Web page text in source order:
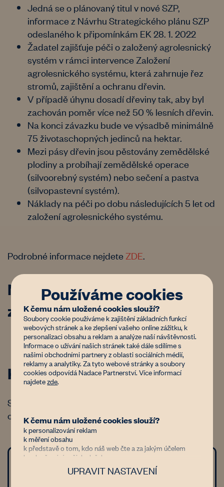
Jedná se o plánovaný titul v nové SZP,
informace z Návrhu Strategického plánu SZP
odeslaného k připomínkám EK 28. 1. 2022
Žadatel zajišťuje péči o založený agrolesnický
systém v rámci intervence Založení
agrolesnického systému, která zahrnuje řez
stromů, zajištění a ochranu dřevin.
V případě úhynu dosadí dřeviny tak, aby byl
zachován poměr více než 50 % lesních dřevin.
Na konci závazku bude ve výsadbě minimálně
75 životaschopných jedinců na hektar.
Mezi pásy dřevin jsou pěstovány zemědělské
plodiny a probíhají zemědělské operace
(silvoorebný systém) nebo sečení a pastva
(silvopastevní systém).
Náklady na péči po dobu následujících 5 let od
založení agrolesnického systému.
Podrobné informace nejdeteZDE
Na co konkrétního dotaci
získáte?
Péče o založený agrolesnický systém
Kontakt
Státní zemědělský intervenční fond, Regionální
odbor dle místa realizace – kontaktyna webu SZIF
Péče o založený agrolesnický systém
Používáme cookies
K čemu nám uložené cookies slouží?
Soubory cookie používáme k zajištění základních funkcí
webových stránek a ke zlepšení vašeho online zážitku, k
personalizaci obsahu a reklam a analýze naší návštěvnosti.
Informace o užívání našich stránek také dále sdílíme s
našimi obchodními partnery z oblasti sociálních médií,
reklamy a analytiky. Za tyto webové stránky a soubory
cookies odpovídá Nadace Partnerství. Více informací
najdetezde.
K čemu nám uložené cookies slouží?
k personalizování reklam
k měření obsahu
k představě o tom, kdo náš web čte a za jakým účelem
k vylepšování našich služeb
Důvěřujete nám?
UPRAVIT NASTAVENÍ